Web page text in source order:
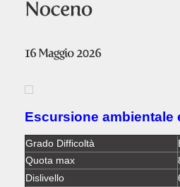
Escursione ambientale
Grado Difficoltà
Quota max
Dislivello